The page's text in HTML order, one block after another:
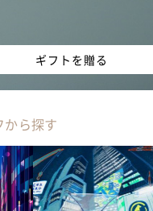
ギフトを贈る
から探す